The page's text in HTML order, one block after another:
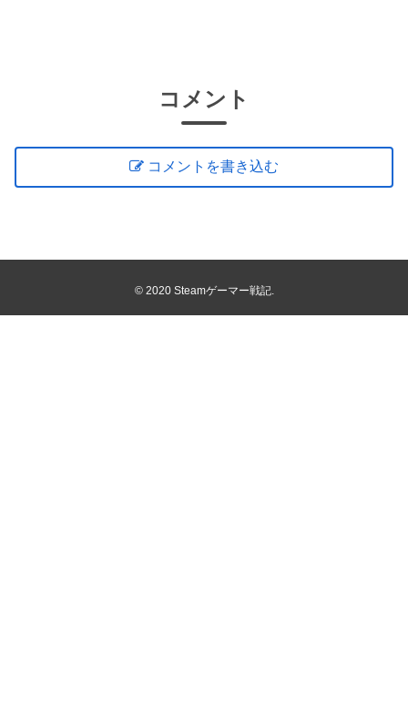
コメント
コメントを書き込む
© 2020 Steamゲーマー戦記.